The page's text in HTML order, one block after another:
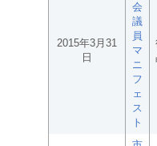
2015年3月31
日
会
議
員
マ
ニ
フ
ェ
ス
ト